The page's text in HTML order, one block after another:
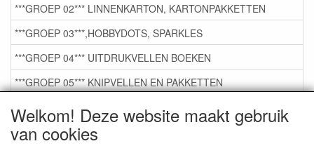
Welkom! Deze website maakt gebruik
van cookies
***GROEP 02*** LINNENKARTON, KARTONPAKKETTEN
***GROEP 03***,HOBBYDOTS, SPARKLES
***GROEP 04*** UITDRUKVELLEN BOEKEN
***GROEP 05*** KNIPVELLEN EN PAKKETTEN
***GROEP 06*** TAPE/LIJM SNIJMALLEN STEMPELS
***GROEP 07*** KAARTEN +SCRAP TOEBEHOREN